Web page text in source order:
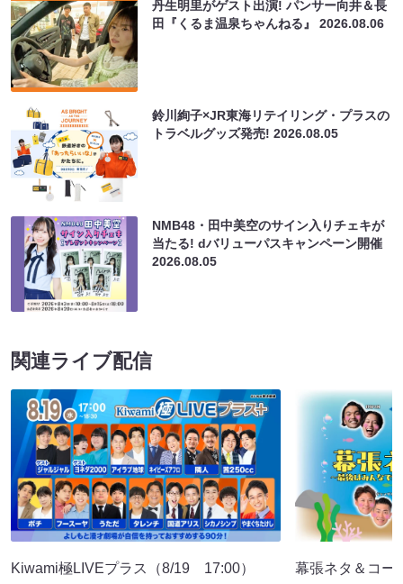
丹生明里がゲスト出演! パンサー向井＆長
田『くるま温泉ちゃんねる』2026.08.06
鈴川絢子×JR東海リテイリング・プラスの
トラベルグッズ発売!2026.08.05
NMB48・田中美空のサイン入りチェキが
当たる! dバリューパスキャンペーン開催
2026.08.05
関連ライブ配信
Kiwami極LIVEプラス（8/19 17:00）
幕張ネタ＆コー